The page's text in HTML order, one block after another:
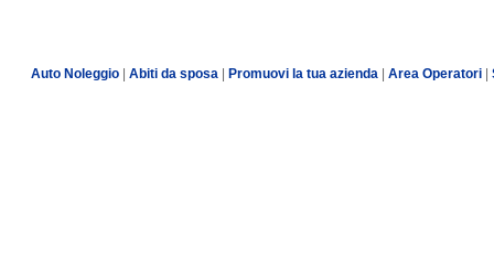
Auto Noleggio Abiti da sposa Promuovi la tua azienda Area Operatori